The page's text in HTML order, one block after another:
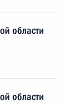
области
области